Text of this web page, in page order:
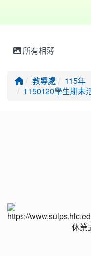
所有相簿
回首頁
教導處
115年
1150120學生期末